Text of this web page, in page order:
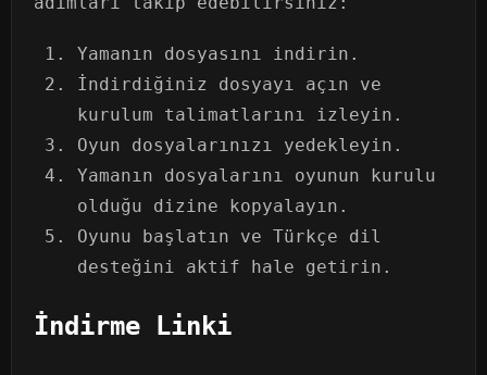
Yamanın dosyasını indirin.
İndirdiğiniz dosyayı açın ve
kurulum talimatlarını izleyin.
Oyun dosyalarınızı yedekleyin.
Yamanın dosyalarını oyunun kurulu
olduğu dizine kopyalayın.
Oyunu başlatın ve Türkçe dil
desteğini aktif hale getirin.
İndirme Linki